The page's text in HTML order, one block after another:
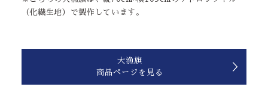
（化繊生地）で製作しています。
大漁旗
商品ページを見る